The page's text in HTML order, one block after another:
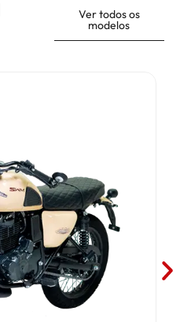
Ver todos os
modelos